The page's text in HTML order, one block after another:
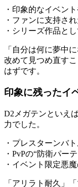
・印象的なイベン
・ファンに支持さ
・シリーズ作品と
「自分は何に夢中
改めて見つめ直す
はずです。
印象に残ったイ
D2メガテンといえば
力でした。
・プレスターンバ
・PvPの“防衛パー
・イベント限定悪
「アリラト耐久」